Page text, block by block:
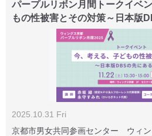
パープルリボン月間トークイベ
もの性被害とその対策～日本版
2025.10.31 Fri
京都市男女共同参画センター ウィ